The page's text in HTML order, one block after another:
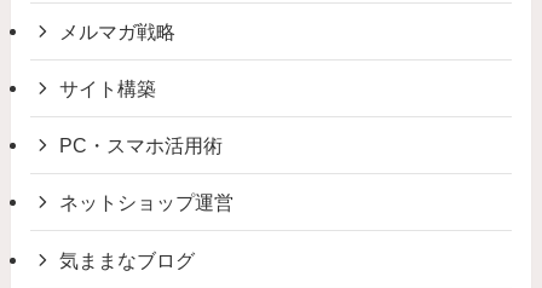
メルマガ戦略
サイト構築
PC・スマホ活用術
ネットショップ運営
気ままなブログ